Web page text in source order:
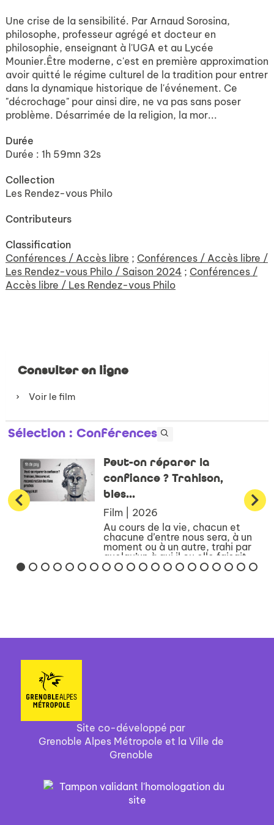
Une crise de la sensibilité. Par Arnaud Sorosina,
philosophe, professeur agrégé et docteur en
philosophie, enseignant à l'UGA et au Lycée
Mounier.Être moderne, c'est en première approximation
avoir quitté le régime culturel de la tradition pour entrer
dans la dynamique historique de l'événement. Ce
"décrochage" pour ainsi dire, ne va pas sans poser
problème. Désarrimée de la religion, la mor...
Durée
Durée : 1h 59mn 32s
Collection
Les Rendez-vous Philo
Contributeurs
Classification
Conférences / Accès libre ; Conférences / Accès libre /
Les Rendez-vous Philo / Saison 2024 ; Conférences /
Accès libre / Les Rendez-vous Philo
Consulter en ligne
Voir le film
Sélection : Conférences
Peut-on réparer la
confiance ? Trahison,
bles...
Film | 2026
Au cours de la vie, chacun et
chacune d’entre nous sera, à un
moment ou à un autre, trahi par
quelqu’un à qui il ou elle faisait
confiance – et si l’on est
Site co-développé par
Grenoble Alpes Métropole et la Ville de
Grenoble